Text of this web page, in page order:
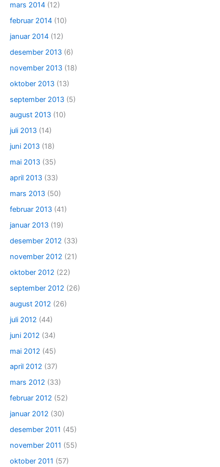
mars 2014 (12)
februar 2014 (10)
januar 2014 (12)
desember 2013 (6)
november 2013 (18)
oktober 2013 (13)
september 2013 (5)
august 2013 (10)
juli 2013 (14)
juni 2013 (18)
mai 2013 (35)
april 2013 (33)
mars 2013 (50)
februar 2013 (41)
januar 2013 (19)
desember 2012 (33)
november 2012 (21)
oktober 2012 (22)
september 2012 (26)
august 2012 (26)
juli 2012 (44)
juni 2012 (34)
mai 2012 (45)
april 2012 (37)
mars 2012 (33)
februar 2012 (52)
januar 2012 (30)
desember 2011 (45)
november 2011 (55)
oktober 2011 (57)